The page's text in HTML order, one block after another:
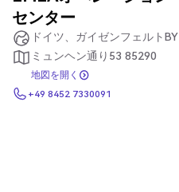
センター
ドイツ、ガイゼンフェルトBY
ミュンヘン通り53 85290
地図を開く
地図を開く
+49 8452 7330091